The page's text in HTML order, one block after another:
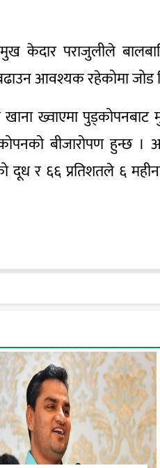
केदार पराजुलीले
आवश्यक रहेकोमा जोड
ख्वाएमा
बीजारोपण हुन्छ
दूध र ६६ प्रतिशतले ६